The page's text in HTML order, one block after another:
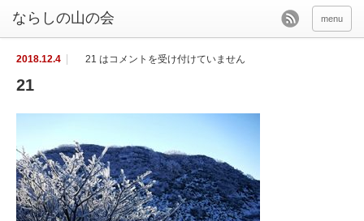
menu
2018.12.4 21 はコメントを受け付けていません
21